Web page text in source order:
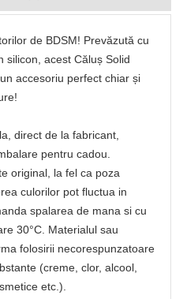
de BDSM! Prevăzută cu
silicon, acest Căluș Solid
accesoriu perfect chiar și
direct de la fabricant,
pentru cadou.
original, la fel ca poza
culorilor pot fluctua in
spalarea de mana si cu
30°C. Materialul sau
folosirii necorespunzatoare
(creme, clor, alcool,
etc.).